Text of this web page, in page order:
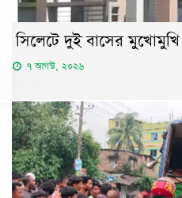
সিলেটে দুই বাসের মুখোমুখি
৭ আগস্ট, ২০২৬